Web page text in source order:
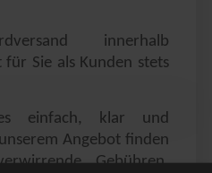
innerhalb
für Sie als Kunden stets
einfach, klar und
Angebot finden
Gebühren,